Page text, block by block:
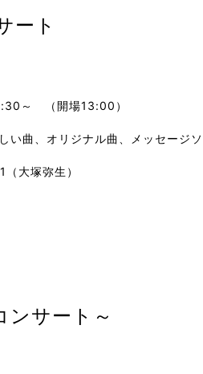
ート
～ （開場13:00）
い曲、オリジナル曲、メッセージ
大塚弥生）
ンサート～